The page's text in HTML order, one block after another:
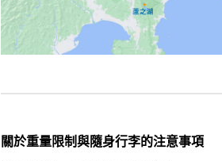
關於重量限制與隨身行李的注意事項